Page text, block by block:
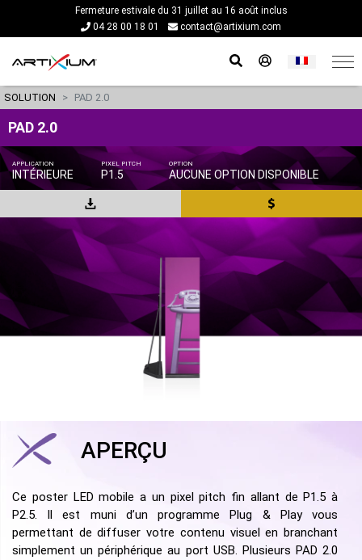
Fermeture estivale du 31 juillet au 16 août inclus
04 28 00 18 01
contact@artixium.com
SOLUTION PAD 2.0
PAD 2.0
APPLICATION
INTÉRIEURE
PIXEL PITCH
P1.5
OPTION
AUCUNE OPTION DISPONIBLE
APERÇU
Ce poster LED mobile a un pixel pitch fin allant de P1.5 à
P2.5. Il est muni d’un programme Plug & Play vous
permettant de diffuser votre contenu visuel en branchant
simplement un périphérique au port USB. Plusieurs PAD 2.0